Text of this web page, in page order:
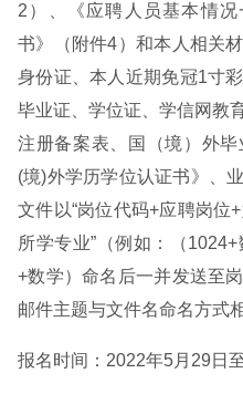
2）、《应聘人员基本情
书》（附件4）和本人相关
身份证、本人近期免冠1寸
毕业证、学位证、学信网教
注册备案表、国（境）外
(境)外学历学位认证书》、
文件以“岗位代码+应聘岗位
所学专业”（例如：（
+数学）命名后一并发送至
邮件主题与文件名命名方式相
报名时间：2022年5月29日